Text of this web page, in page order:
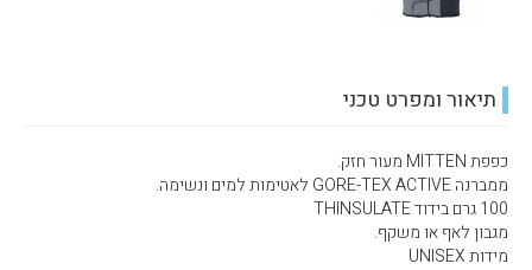
תיאור ומפרט טכני
כפפת MITTEN מעור חזק.
ממברנה GORE-TEX ACTIVE לאטימות למים ונשימה.
100 גרם בידוד THINSULATE
מגבון לאף או משקף.
מידות UNISEX